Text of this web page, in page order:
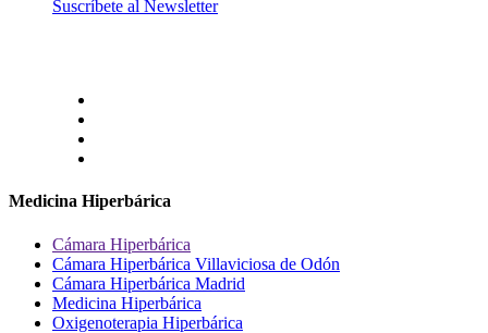
Suscríbete al Newsletter
Medicina Hiperbárica
Cámara Hiperbárica
Cámara Hiperbárica Villaviciosa de Odón
Cámara Hiperbárica Madrid
Medicina Hiperbárica
Oxigenoterapia Hiperbárica